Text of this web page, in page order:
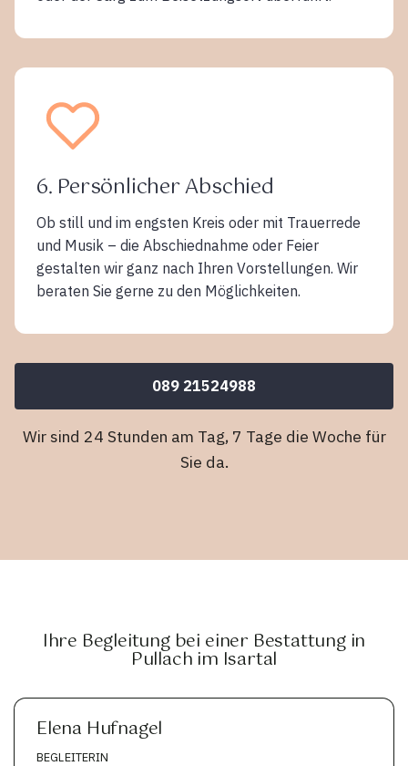
6. Persönlicher Abschied
Ob still und im engsten Kreis oder mit Trauerrede
und Musik – die Abschiednahme oder Feier
gestalten wir ganz nach Ihren Vorstellungen. Wir
beraten Sie gerne zu den Möglichkeiten.
089 21524988
Wir sind 24 Stunden am Tag, 7 Tage die Woche für
Sie da.
Ihre Begleitung bei einer Bestattung in
Pullach im Isartal
Elena Hufnagel
BEGLEITERIN